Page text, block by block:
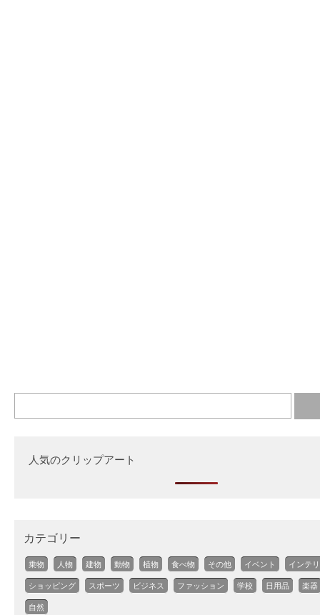
人気のクリップアート
カテゴリー
乗物 人物 建物 動物 植物 食べ物 その他 イベント インテ
ショッピング スポーツ ビジネス ファッション 学校 日用品 楽器
自然